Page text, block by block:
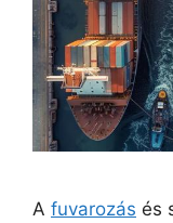
A fuvarozás és